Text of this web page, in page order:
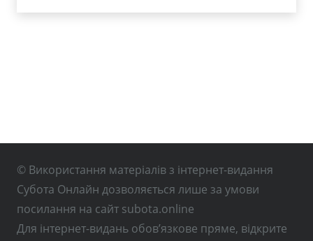
© Використання матеріалів з інтернет-видання
Субота Онлайн дозволяється лише за умови
посилання на сайт subota.online
Для інтернет-видань обов’язкове пряме, відкрите